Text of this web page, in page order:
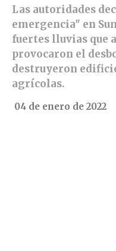
Las autoridades
emergencia" en
fuertes lluvias que
provocaron el
destruyeron
agrícolas.
04 de enero de 2022